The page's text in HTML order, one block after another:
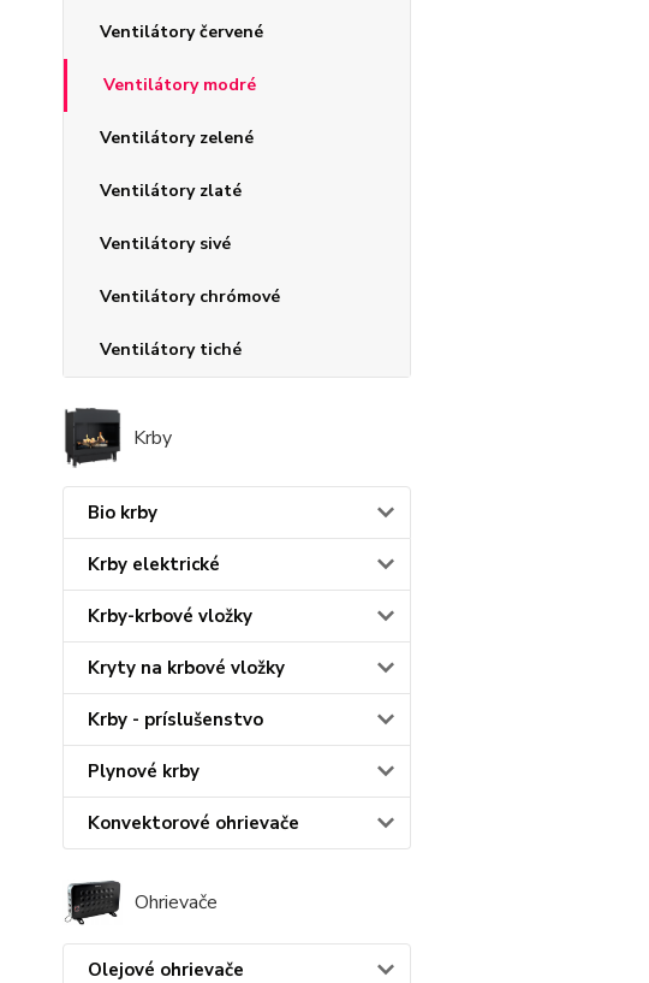
Ventilátory červené
Ventilátory modré
Ventilátory zelené
Ventilátory zlaté
Ventilátory sivé
Ventilátory chrómové
Ventilátory tiché
Krby
Bio krby
Krby elektrické
Krby-krbové vložky
Kryty na krbové vložky
Krby - príslušenstvo
Plynové krby
Konvektorové ohrievače
Ohrievače
Olejové ohrievače